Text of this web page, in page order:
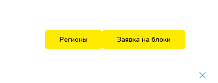
Регионы Заявка на блоки